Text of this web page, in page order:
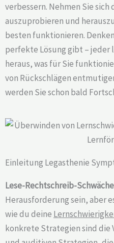
verbessern. Nehmen Sie sich
auszuprobieren und
besten funktionieren.
perfekte Lösung gibt – jeder
heraus, was für Sie
von Rückschlägen
werden Sie schon bald
Einleitung Legasthenie
Lese-Rechtschreib-
Herausforderung sein, aber
wie du deine
konkrete Strategien sind die